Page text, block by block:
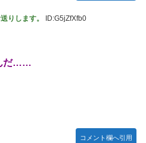
りします。 ID:G5jZfXfb0
だ……
コメント欄へ引用